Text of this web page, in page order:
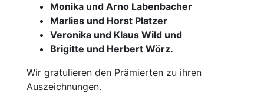
Monika und Arno Labenbacher
Marlies und Horst Platzer
Veronika und Klaus Wild und
Brigitte und Herbert Wörz.
Wir gratulieren den Prämierten zu ihren
Auszeichnungen.